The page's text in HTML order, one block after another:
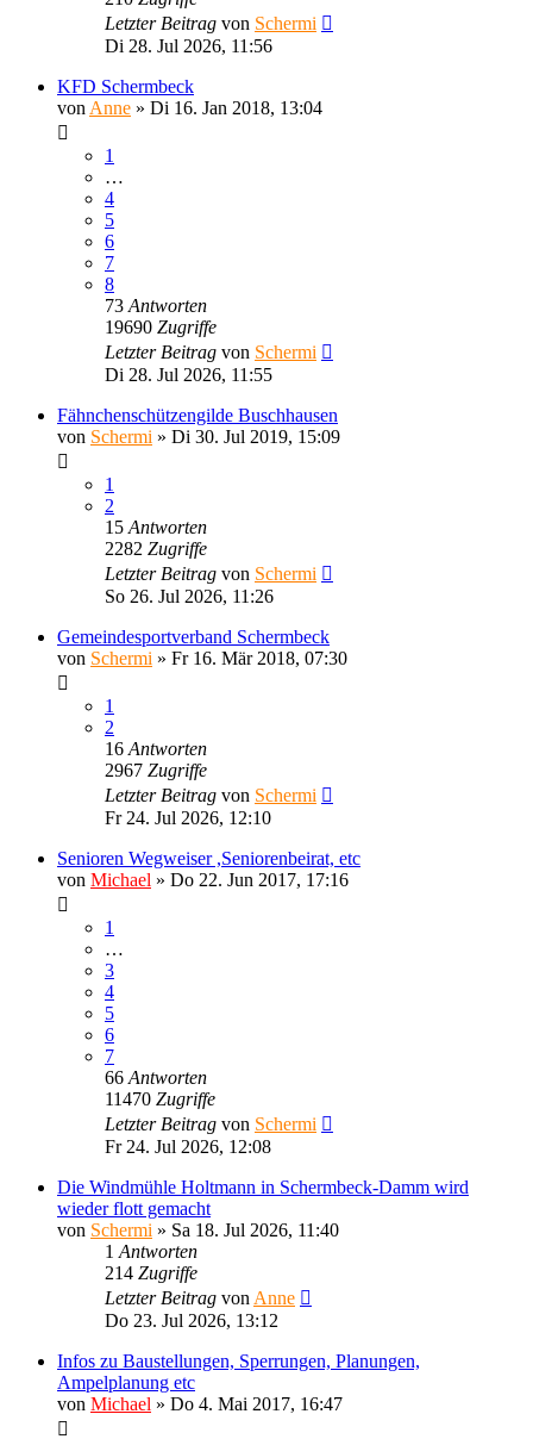
Letzter Beitrag von Schermi
Di 28. Jul 2026, 11:56
KFD Schermbeck
von Anne » Di 16. Jan 2018, 13:04
1
…
4
5
6
7
8
73 Antworten
19690 Zugriffe
Letzter Beitrag von Schermi
Di 28. Jul 2026, 11:55
Fähnchenschützengilde Buschhausen
von Schermi » Di 30. Jul 2019, 15:09
1
2
15 Antworten
2282 Zugriffe
Letzter Beitrag von Schermi
So 26. Jul 2026, 11:26
Gemeindesportverband Schermbeck
von Schermi » Fr 16. Mär 2018, 07:30
1
2
16 Antworten
2967 Zugriffe
Letzter Beitrag von Schermi
Fr 24. Jul 2026, 12:10
Senioren Wegweiser ,Seniorenbeirat, etc
von Michael » Do 22. Jun 2017, 17:16
1
…
3
4
5
6
7
66 Antworten
11470 Zugriffe
Letzter Beitrag von Schermi
Fr 24. Jul 2026, 12:08
Die Windmühle Holtmann in Schermbeck-Damm wird
wieder flott gemacht
von Schermi » Sa 18. Jul 2026, 11:40
1 Antworten
214 Zugriffe
Letzter Beitrag von Anne
Do 23. Jul 2026, 13:12
Infos zu Baustellungen, Sperrungen, Planungen,
Ampelplanung etc
von Michael » Do 4. Mai 2017, 16:47